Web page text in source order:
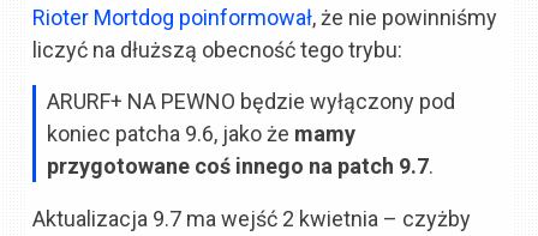
Rioter Mortdog poinformował, że nie powinniśmy
liczyć na dłuższą obecność tego trybu:
ARURF+ NA PEWNO będzie wyłączony pod
koniec patcha 9.6, jako że mamy
przygotowane coś innego na patch 9.7.
Aktualizacja 9.7 ma wejść 2 kwietnia – czyżby